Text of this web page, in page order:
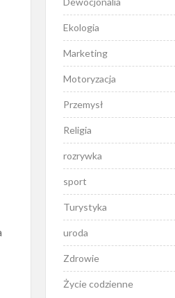
Ekologia
Marketing
Motoryzacja
Przemysł
Religia
rozrywka
sport
Turystyka
uroda
Zdrowie
Życie codzienne